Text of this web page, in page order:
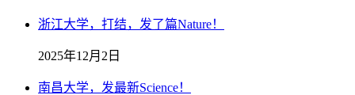
浙江大学，打结，发了篇Nature！
2025年12月2日
南昌大学，发最新Science！